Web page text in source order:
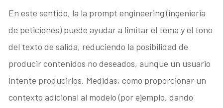
En este sentido, la la prompt engineering (ingenieria
de peticiones) puede ayudar a limitar el tema y el tono
del texto de salida, reduciendo la posibilidad de
producir contenidos no deseados, aunque un usuario
intente producirlos. Medidas, como proporcionar un
contexto adicional al modelo (por ejemplo, dando